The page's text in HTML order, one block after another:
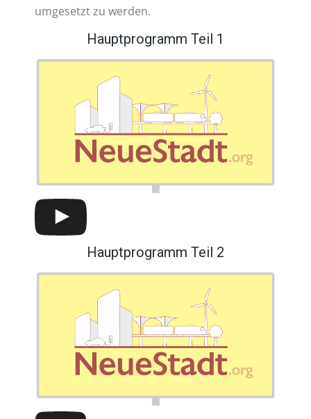
umgesetzt zu werden.
Hauptprogramm Teil 1
Hauptprogramm Teil 2